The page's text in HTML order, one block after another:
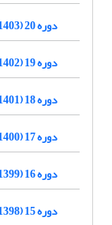
دوره 20 (1403)
دوره 19 (1402)
دوره 18 (1401)
دوره 17 (1400)
دوره 16 (1399)
دوره 15 (1398)